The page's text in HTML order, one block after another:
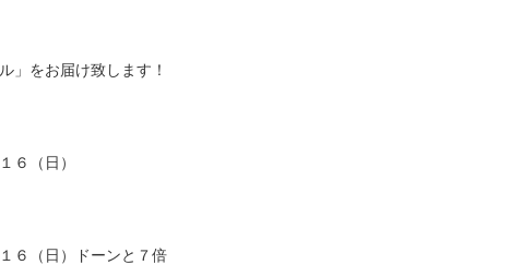
」をお届け致します！
６（日）
６（日）ドーンと７倍